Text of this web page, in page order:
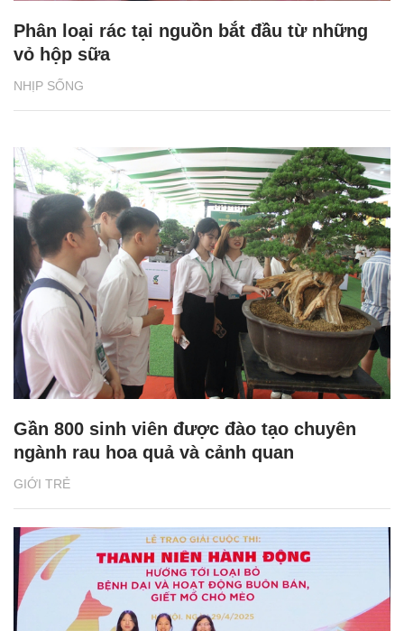
NHỊP SỐNG
Phân loại rác tại nguồn bắt đầu từ những
vỏ hộp sữa
GIỚI TRẺ
Gần 800 sinh viên được đào tạo chuyên
ngành rau hoa quả và cảnh quan